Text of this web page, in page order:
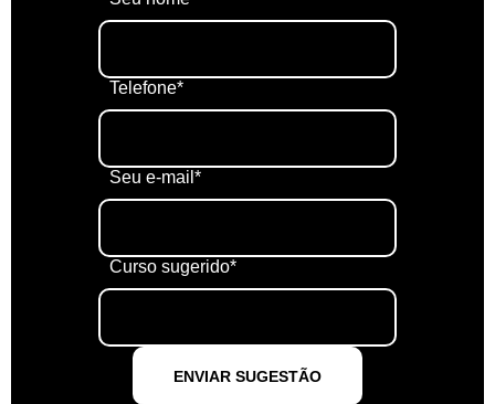
Telefone*
Seu e-mail*
Curso sugerido*
ENVIAR SUGESTÃO